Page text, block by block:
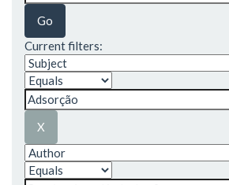
Current filters: